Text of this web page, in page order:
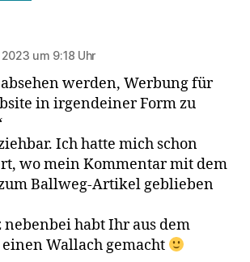
um 9:18 Uhr
werden, Werbung für
in irgendeiner Form zu
Ich hatte mich schon
wo mein Kommentar mit dem
Ballweg-Artikel geblieben
nebenbei habt Ihr aus dem
Wallach gemacht